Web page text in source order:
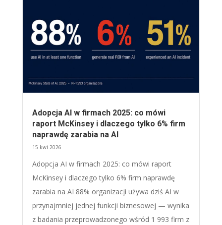
Adopcja AI w firmach 2025: co mówi
raport McKinsey i dlaczego tylko 6% firm
naprawdę zarabia na AI
15 kwi 2026
Adopcja AI w firmach 2025: co mówi raport
McKinsey i dlaczego tylko 6% firm naprawdę
zarabia na AI 88% organizacji używa dziś AI w
przynajmniej jednej funkcji biznesowej — wynika
z badania przeprowadzonego wśród 1 993 firm z